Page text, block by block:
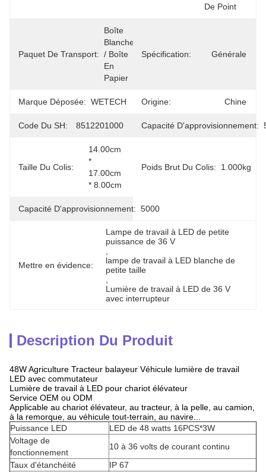
De Point
Paquet De Transport:
Boîte
Blanche
/ Boîte
En
Papier
Spécification: Générale
Marque Déposée: WETECH Origine: Chine
Code Du SH: 8512201000 Capacité D'approvisionnement:
Taille Du Colis:
14.00cm
*
17.00cm
* 8.00cm
Poids Brut Du Colis: 1.000kg
Capacité D'approvisionnement: 5000
Mettre en évidence:
Lampe de travail à LED de petite
puissance de 36 V
lampe de travail à LED blanche de
petite taille
Lumière de travail à LED de 36 V
avec interrupteur
Description Du Produit
48W Agriculture Tracteur balayeur Véhicule lumière de travail
LED avec commutateur
Lumière de travail à LED pour chariot élévateur
Service OEM ou ODM
Applicable au chariot élévateur, au tracteur, à la pelle, au camion,
à la remorque, au véhicule tout-terrain, au navire...
Puissance LED
LED de 48 watts 16PCS*3W
Voltage de
fonctionnement
10 à 36 volts de courant continu
Taux d'étanchéité
IP 67